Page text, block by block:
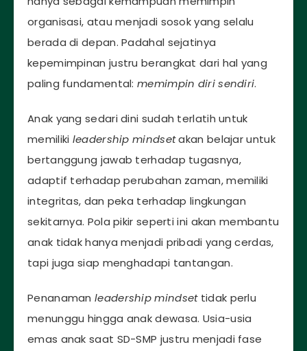
organisasi, atau menjadi sosok yang selalu
berada di depan. Padahal sejatinya
kepemimpinan justru berangkat dari hal yang
paling fundamental:memimpin diri sendiri.
Anak yang sedari dini sudah terlatih untuk
memiliki leadership mindsetakan belajar untuk
bertanggung jawab terhadap tugasnya,
adaptif terhadap perubahan zaman, memiliki
integritas, dan peka terhadap lingkungan
sekitarnya. Pola pikir seperti ini akan membantu
anak tidak hanya menjadi pribadi yang cerdas,
tapi juga siap menghadapi tantangan.
Penanaman leadership mindsettidak perlu
menunggu hingga anak dewasa. Usia-usia
emas anak saat SD-SMP justru menjadi fase